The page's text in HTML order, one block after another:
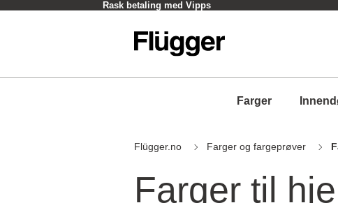
Hent i butikk - Som oftest innen en time
Farger
Flügger.no Farger og fargeprøver
Farger til